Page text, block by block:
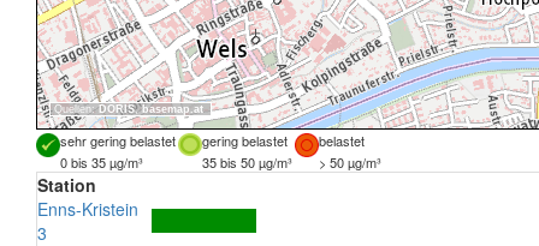
Quellen: DORIS, basemap.at
sehr gering belastet gering belastet
belastet
0 bis 35 µg/m³
35 bis 50 µg/m³ > 50 µg/m³
Station
Enns-Kristein
3